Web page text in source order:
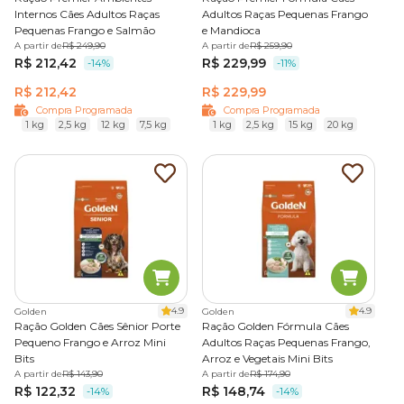
e pode ser combinada com a ração seca para variar o sabor
e deixar a alimentação mais interessante.
Disponível nas categorias Premium e Super Premium
ou precisam de refeições mais apetitosas, trazendo mais
variedade e praticidade para as refeições.
Ração natural
ração natural para cães
se destaca por utilizar
composições sem corantes, conservantes artificiais ou
transgênicos.
Com ingredientes selecionados, as rações naturais
costumam incluir carnes frescas, legumes, frutas e cereais
integrais, o que favorece melhor aproveitamento dos
nutrientes e maior digestibilidade.
São alimentos que geralmente fazem parte das categorias
Premium Especial ou Super Premium Natural,
Internos Cães Adultos Raças
Pequenas Frango e Salmão
A partir deR$ 249,90
R$ 212,42 -14%
R$ 212,42
Compra Programada
1 kg
2,5 kg 12 kg 7,5 kg
Adultos Raças Pequenas Frango
e Mandioca
A partir deR$ 259,90
R$ 229,99 -11%
R$ 229,99
Compra Programada
1 kg
2,5 kg 15 kg 20 kg
Golden 4.9
Ração Golden Cães Sênior Porte
Pequeno Frango e Arroz Mini
Bits
A partir deR$ 143,90
R$ 122,32 -14%
Golden 4.9
Ração Golden Fórmula Cães
Adultos Raças Pequenas Frango,
Arroz e Vegetais Mini Bits
A partir deR$ 174,90
R$ 148,74 -14%